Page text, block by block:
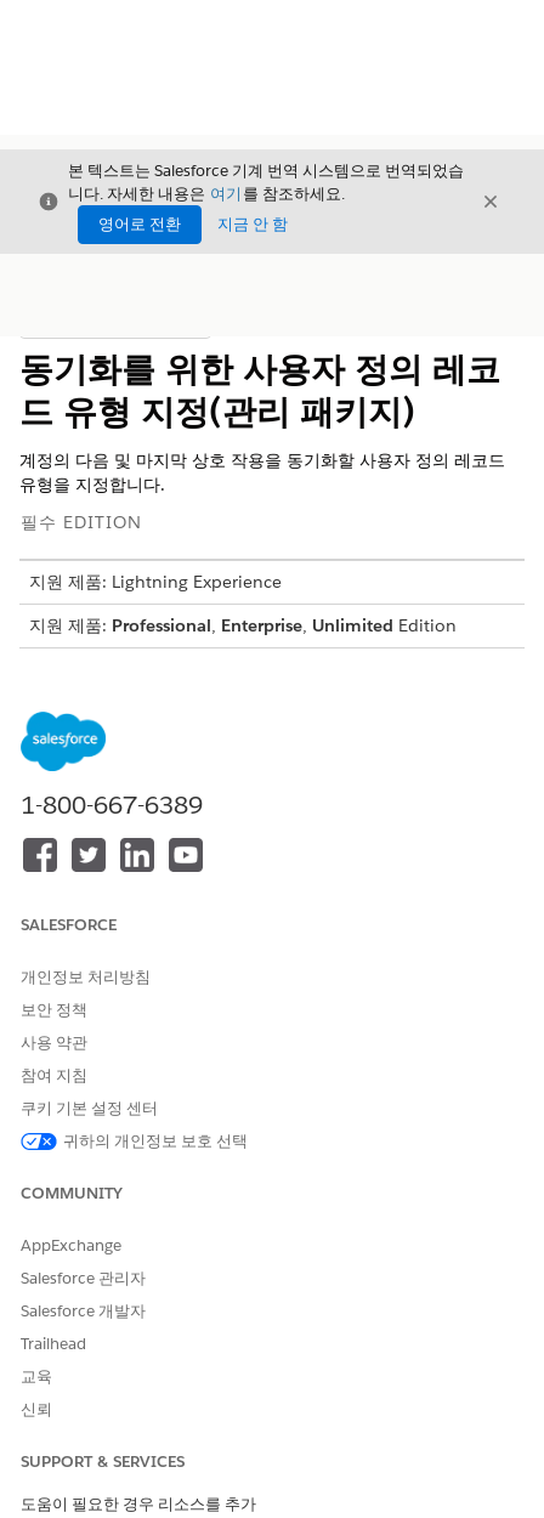
닫기
본 텍스트는 Salesforce 기계 번역 시스템으로 번역되었습
니다. 자세한 내용은 여기 를 참조하세요.
영어로 전환
지금 안 함
닫기
동기화를 위한 사용자 정의 레코
드 유형 지정(관리 패키지)
계정의 다음 및 마지막 상호 작용을 동기화할 사용자 정의 레코드
유형을 지정합니다.
필수 EDITION
지원 제품: Lightning Experience
지원 제품: Professional, Enterprise, Unlimited Edition
빠른 찾기 상자의
입력한 다음,
InteractionFieldUpdate 옆에 있는
노트기본적으로 AdvisorEventRecordType 및
레코드에는 다음과 마지막 상호 작용 날짜의 계산을 위한
레이블을 입력합니다.
이벤트 등 개체 이름을 지정합니다.
ClientAssociateEvent와 같은 레코드 유형 이름을 지정합니다.
1-800-667-6389
SALESFORCE
개인정보 처리방침
보안 정책
사용 약관
참여 지침
쿠키 기본 설정 센터
귀하의 개인정보 보호 선택
COMMUNITY
AppExchange
Salesforce 관리자
Salesforce 개발자
Trailhead
교육
신뢰
SUPPORT & SERVICES
도움이 필요한 경우 리소스를 추가